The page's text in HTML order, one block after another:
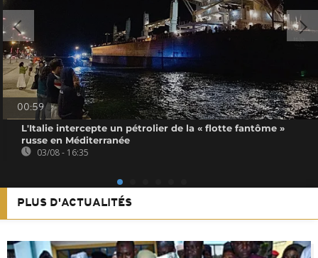
00:59
L'Italie intercepte un pétrolier de la « flotte fantôme »
russe en Méditerranée
03/08 - 16:35
PLUS D'ACTUALITÉS